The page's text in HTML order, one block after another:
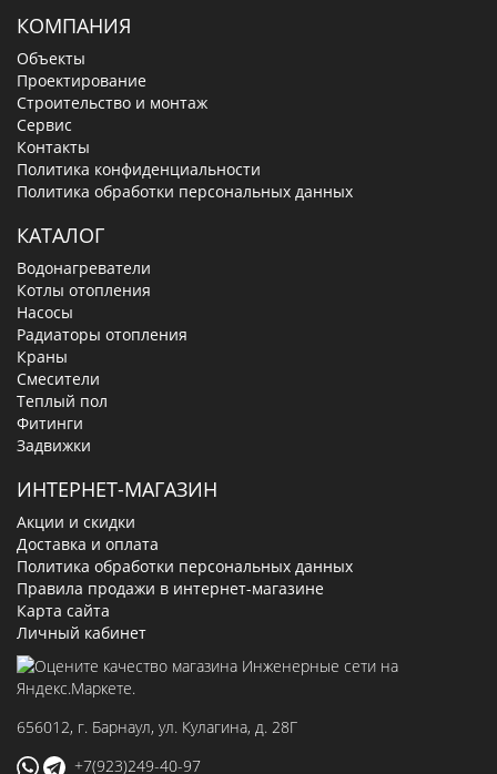
КОМПАНИЯ
Объекты
Проектирование
Строительство и монтаж
Сервис
Контакты
Политика конфиденциальности
Политика обработки персональных данных
КАТАЛОГ
Водонагреватели
Котлы отопления
Насосы
Радиаторы отопления
Краны
Смесители
Теплый пол
Фитинги
Задвижки
ИНТЕРНЕТ-МАГАЗИН
Акции и скидки
Доставка и оплата
Политика обработки персональных данных
Правила продажи в интернет-магазине
Карта сайта
Личный кабинет
656012, г. Барнаул, ул. Кулагина, д. 28Г
+7(923)249-40-97